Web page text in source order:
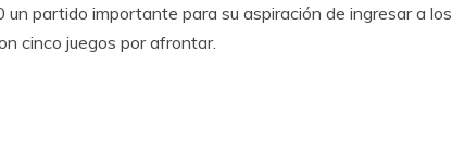
partido importante para su aspiración de ingresar a los
cinco juegos por afrontar.